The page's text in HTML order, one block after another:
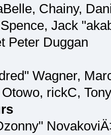
Chainy,
Jack
Peter Duggan
Wagner,
rickC,